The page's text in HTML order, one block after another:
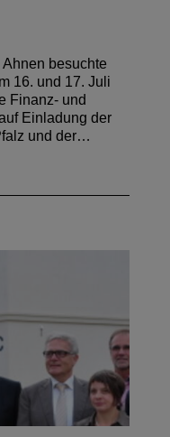
besuchte
16. und 17. Juli
Finanz- und
Einladung der
und der…